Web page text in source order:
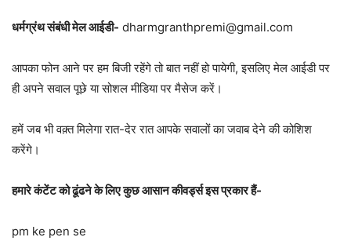
धर्मग्रंथ संबंधी मेल आईडी- dharmgranthpremi@gmail.com
आपका फोन आने पर हम बिजी रहेंगे तो बात नहीं हो पायेगी, इसलिए मेल आईडी पर
ही अपने सवाल पूछे या सोशल मीडिया पर मैसेज करें।
हमें जब भी वक़्त मिलेगा रात-देर रात आपके सवालों का जवाब देने की कोशिश
करेंगे।
हमारे कंटेंट को ढूंढने के लिए कुछ आसान कीवर्ड्स इस प्रकार हैं-
pm ke pen se